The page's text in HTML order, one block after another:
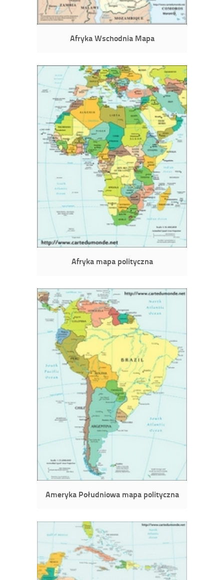
Afryka Wschodnia Mapa
Afryka mapa polityczna
Ameryka Południowa mapa polityczna